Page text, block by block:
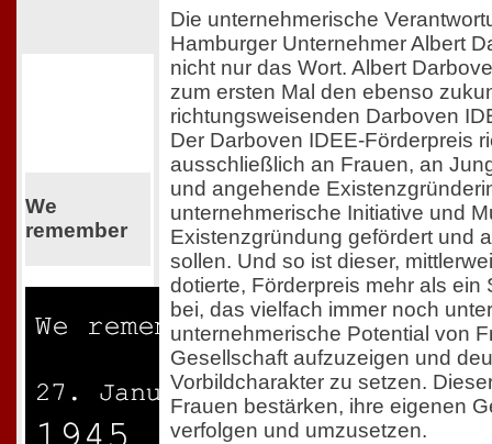
We
remember
Die unternehmerische
Hamburger Unternehmer Albert
nicht nur das Wort. Albert
zum ersten Mal den ebenso
richtungsweisenden Darboven
Der Darboven IDEE-Förderpreis
ausschließlich an Frauen, an
und angehende
unternehmerische Initiative und
Existenzgründung gefördert und
sollen. Und so ist dieser,
dotierte, Förderpreis mehr als ein
bei, das vielfach immer noch
unternehmerische Potential von
Gesellschaft aufzuzeigen und
Vorbildcharakter zu setzen.
Frauen bestärken, ihre eigenen
verfolgen und umzusetzen.